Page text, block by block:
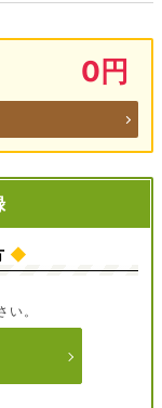
0円
◆
。